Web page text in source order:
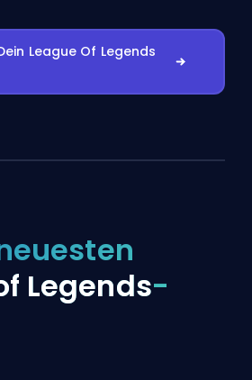
League Of Legends
Legends-